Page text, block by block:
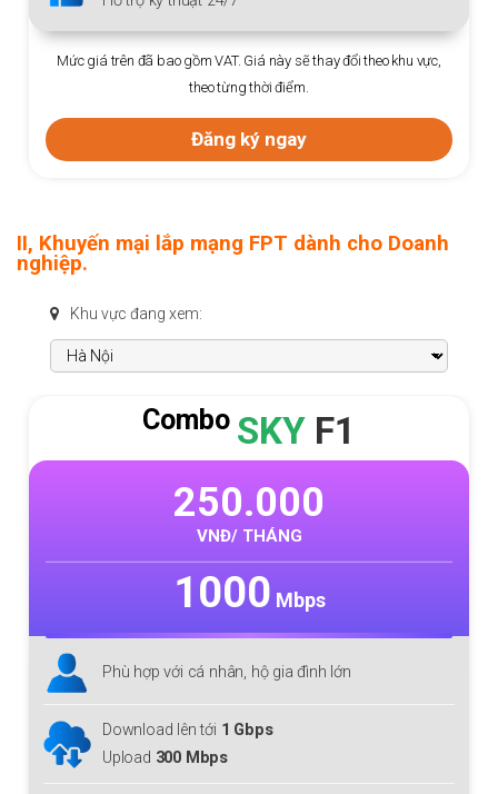
Mức giá trên đã bao gồm VAT. Giá này sẽ thay đổi theo khu vực,
theo từng thời điểm.
Đăng ký ngay
II, Khuyến mại lắp mạng FPT dành cho Doanh
nghiệp.
Khu vực đang xem:
Combo SKY F1
250.000
VNĐ/ THÁNG
1000 Mbps
Phù hợp với cá nhân, hộ gia đình lớn
Download lên tới 1 Gbps
Upload 300 Mbps